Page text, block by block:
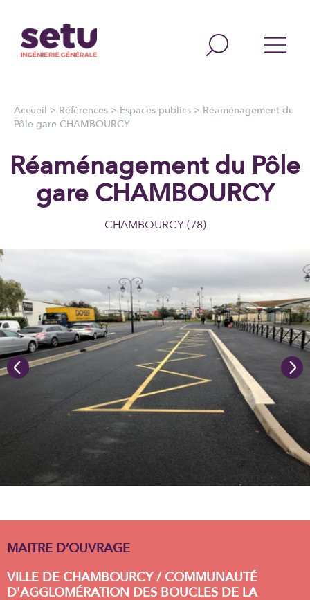
Accueil > Références > Espaces publics > Réaménagement du
Pôle gare CHAMBOURCY
Réaménagement du Pôle
gare CHAMBOURCY
CHAMBOURCY (78)
MAITRE D’OUVRAGE
VILLE DE CHAMBOURCY / COMMUNAUTÉ
D'AGGLOMÉRATION DES BOUCLES DE LA